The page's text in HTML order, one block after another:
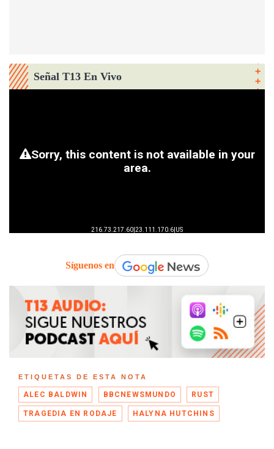
Señal T13 En Vivo
Síguenos en
ETIQUETAS DE ESTA NOTA
ALEC BALDWIN BBCNEWSMUNDO RUST
TRAGEDIA EN RODAJE HALYNA HUTCHINS